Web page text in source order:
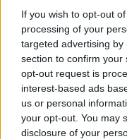
If you wish to opt-out
processing of your
targeted advertising
section to confirm your
opt-out request is
interest-based ads
us or personal
your opt-out. You may
disclosure of your
sikánon, és elhagyta a
le az autóról, aminek
versenyző elmondása
14:53
A hátsó
ugrálni kellett az
sem működik rendesen.